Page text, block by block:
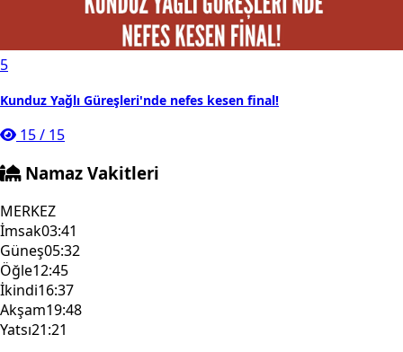
5
Kunduz Yağlı Güreşleri'nde nefes kesen final!
15/ 15
Namaz Vakitleri
MERKEZ
İmsak03:41
Güneş05:32
Öğle12:45
İkindi16:37
Akşam19:48
Yatsı21:21